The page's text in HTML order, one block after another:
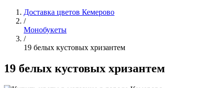
Доставка цветов Кемерово
/
Монобукеты
/
19 белых кустовых хризантем
19 белых кустовых хризантем